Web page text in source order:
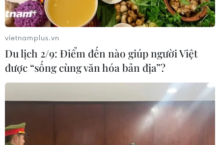
vietnamplus.vn
Du lịch 2/9: Điểm đến nào giúp người Việt
được “sống cùng văn hóa bản địa”?